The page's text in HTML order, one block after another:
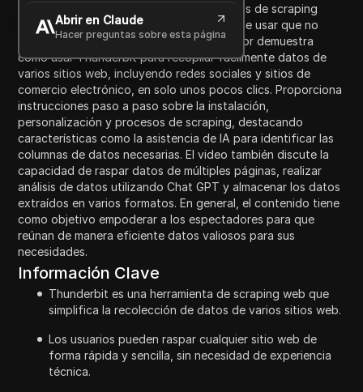
Abrir en Claude
Hacer preguntas sobre esta página
llamada Thunderbit. Contrasta los métodos de scraping
tradicionales con el nuevo enfoque fácil de usar que no
requiere experiencia técnica. El presentador demuestra
cómo usar Thunderbit para recopilar fácilmente datos de
varios sitios web, incluyendo redes sociales y sitios de
comercio electrónico, en solo unos pocos clics. Proporciona
instrucciones paso a paso sobre la instalación,
personalización y procesos de scraping, destacando
características como la asistencia de IA para identificar las
columnas de datos necesarias. El video también discute la
capacidad de raspar datos de múltiples páginas, realizar
análisis de datos utilizando Chat GPT y almacenar los datos
extraídos en varios formatos. En general, el contenido tiene
como objetivo empoderar a los espectadores para que
reúnan de manera eficiente datos valiosos para sus
necesidades.
Información Clave
Thunderbit es una herramienta de scraping web que
simplifica la recolección de datos de varios sitios web.
Los usuarios pueden raspar cualquier sitio web de
forma rápida y sencilla, sin necesidad de experiencia
técnica.